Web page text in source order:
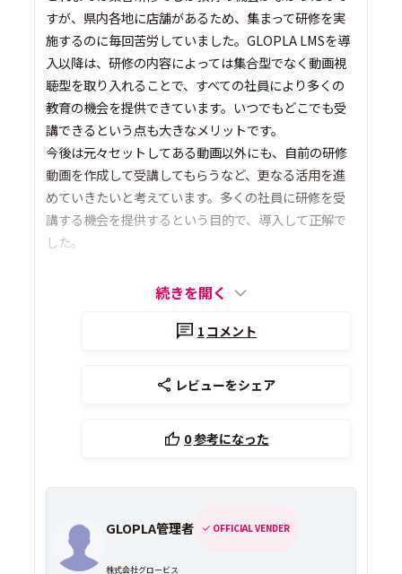
すが、県内各地に店舗があるため、集まって研修を実
施するのに毎回苦労していました。GLOPLA LMSを導
入以降は、研修の内容によっては集合型でなく動画視
聴型を取り入れることで、すべての社員により多くの
教育の機会を提供できています。いつでもどこでも受
講できるという点も大きなメリットです。
今後は元々セットしてある動画以外にも、自前の研修
動画を作成して受講してもらうなど、更なる活用を進
めていきたいと考えています。多くの社員に研修を受
講する機会を提供するという目的で、導入して正解で
した。
続きを開く
1 コメント
レビューをシェア
0参考になった
GLOPLA管理者 OFFICIAL VENDER
株式会社グロービス